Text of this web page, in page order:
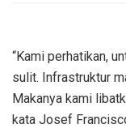
“Kami perhatikan,
sulit. Infrastruktur
Makanya kami
kata Josef